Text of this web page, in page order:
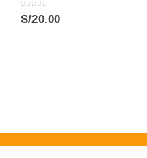
0out of 5
S/20.00